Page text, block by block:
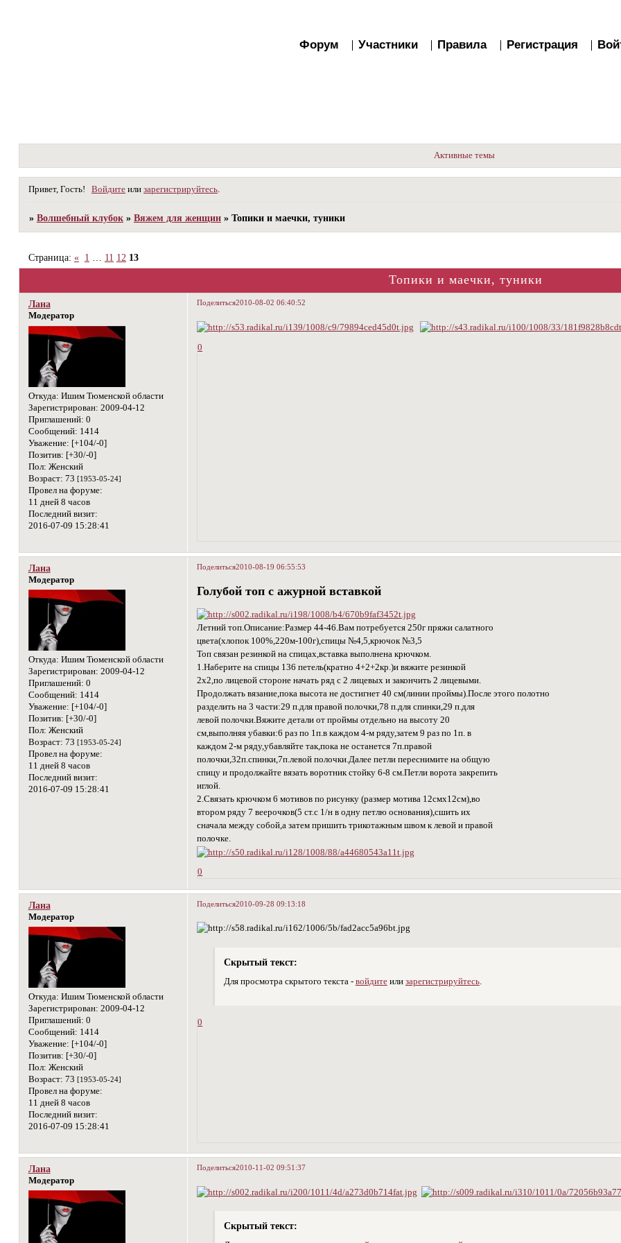
Форум Участники Правила Регистрация
Активные темы
Привет, Гость! Войдите или зарегистрируйтесь
» Волшебный клубок » Вяжем для женщин » Топики и маечки, туники
Топики и маечки, туники
Страница: « 1 11 12 13
Поделиться2010-08-02 06:40:52
Лана
Модератор
Откуда: Ишим Тюменской области
Зарегистрирован: 2009-04-12
Приглашений: 0
Сообщений: 1414
Уважение: [+104/-0]
Позитив: [+30/-0]
Пол: Женский
Возраст: 73 [1953-05-24]
Провел на форуме:
11 дней 8 часов
Последний визит:
2016-07-09 15:28:41
0
Поделиться2010-08-19 06:55:53
Лана
Модератор
Откуда: Ишим Тюменской области
Зарегистрирован: 2009-04-12
Приглашений: 0
Сообщений: 1414
Уважение: [+104/-0]
Позитив: [+30/-0]
Пол: Женский
Возраст: 73 [1953-05-24]
Провел на форуме:
11 дней 8 часов
Последний визит:
2016-07-09 15:28:41
Голубой топ с ажурной вставкой
Летний топ.Описание:Размер 44-46.Вам потребуется 250г пряжи салатного
цвета(хлопок 100%,220м-100г),спицы №4,5,крючок №3,5
Топ связан резинкой на спицах,вставка выполнена крючком.
1.Наберите на спицы 136 петель(кратно 4+2+2кр.)и вяжите резинкой
2х2,по лицевой стороне начать ряд с 2 лицевых и закончить 2 лицевыми.
Продолжать вязание,пока высота не достигнет 40 см(линии проймы).После этого полотно
разделить на 3 части:29 п.для правой полочки,78 п.для спинки,29 п.для
левой полочки.Вяжите детали от проймы отдельно на высоту 20
см,выполняя убавки:6 раз по 1п.в каждом 4-м ряду,затем 9 раз по 1п. в
каждом 2-м ряду,убавляйте так,пока не останется 7п.правой
полочки,32п.спинки,7п.левой полочки.Далее петли переснимите на общую
спицу и продолжайте вязать воротник стойку 6-8 см.Петли ворота закрепить
иглой.
2.Связать крючком 6 мотивов по рисунку (размер мотива 12смх12см),во
втором ряду 7 веерочков(5 ст.с 1/н в одну петлю основания),сшить их
сначала между собой,а затем пришить трикотажным швом к левой и правой
полочке.
0
Поделиться2010-09-28 09:13:18
Лана
Модератор
Откуда: Ишим Тюменской области
Зарегистрирован: 2009-04-12
Приглашений: 0
Сообщений: 1414
Уважение: [+104/-0]
Позитив: [+30/-0]
Пол: Женский
Возраст: 73 [1953-05-24]
Провел на форуме:
11 дней 8 часов
Последний визит:
2016-07-09 15:28:41
Скрытый текст:
Для просмотра скрытого текста - войдитеили зарегистрируйтесь.
0
Поделиться2010-11-02 09:51:37
Лана
Модератор
Скрытый текст: